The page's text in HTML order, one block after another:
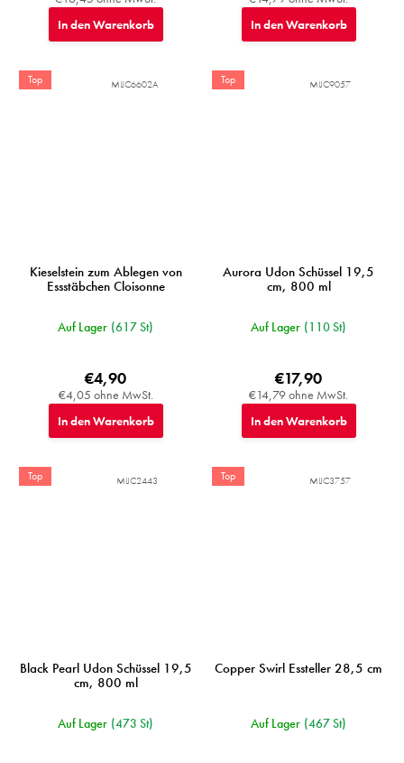
In den Warenkorb
In den Warenkorb
Top
Kieselstein zum Ablegen von
Essstäbchen Cloisonne
Auf Lager (617 St)
€4,05 ohne MwSt.
€4,90
In den Warenkorb
MIJC6602A Top
Aurora Udon Schüssel 19,5
cm, 800 ml
Auf Lager (110 St)
€14,79 ohne MwSt.
€17,90
In den Warenkorb
MIJC9057
Top
Black Pearl Udon Schüssel 19,5
cm, 800 ml
Auf Lager (473 St)
MIJC2443 Top
Copper Swirl Essteller 28,5 cm
Auf Lager (467 St)
MIJC3757